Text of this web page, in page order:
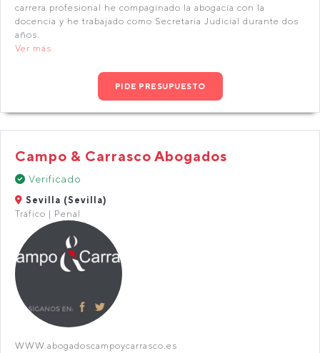
carrera profesional he compaginado la abogacía con la
docencia y he trabajado como Secretaria Judicial durante dos
años.
Ver más
PIDE PRESUPUESTO
Campo & Carrasco Abogados
Verificado
Sevilla (Sevilla)
Tráfico | Penal
WWW.abogadoscampoycarrasco.es